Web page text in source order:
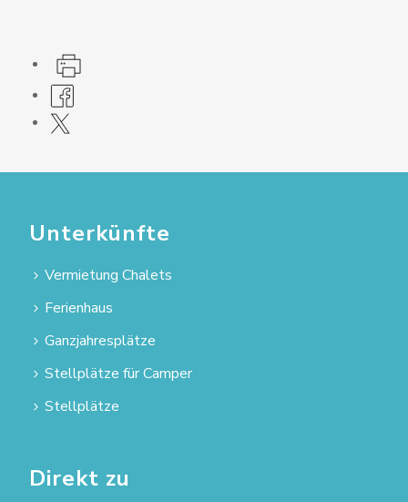
Unterkünfte
Vermietung Chalets
Ferienhaus
Ganzjahresplätze
Stellplätze für Camper
Stellplätze
Direkt zu